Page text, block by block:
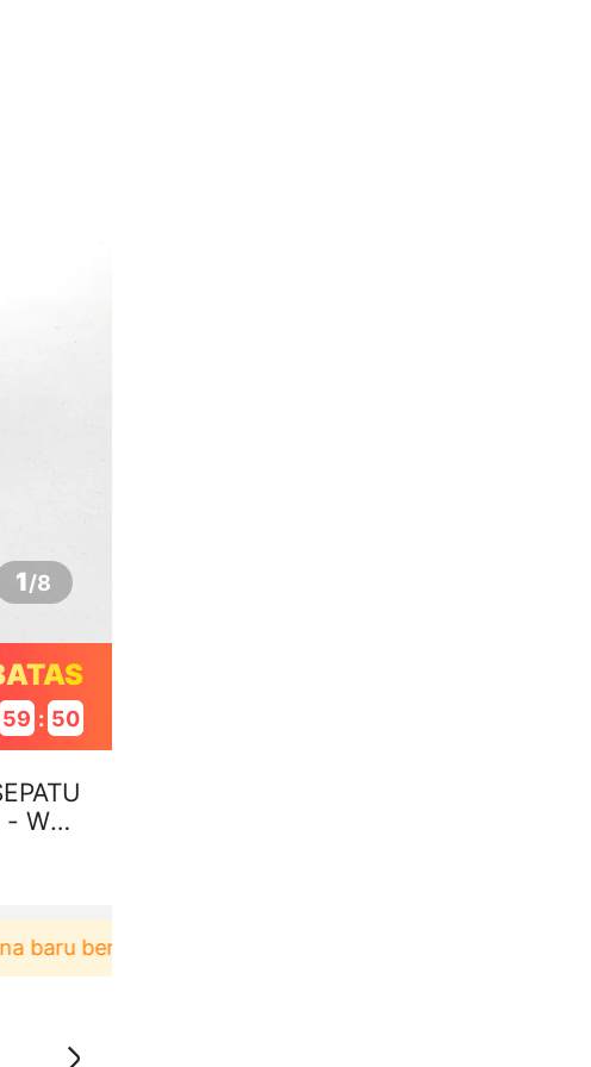
1/8
59 : 49
- WA
berbelanja di aplikasi Akulaku bisa dapat voucher